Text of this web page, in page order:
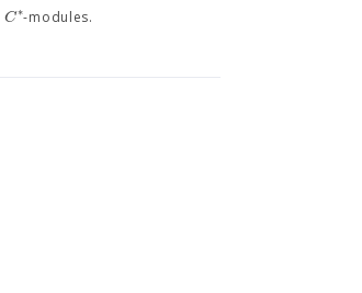
C∗-modules.